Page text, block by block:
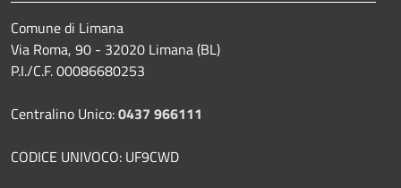
Comune di Limana
Via Roma, 90 - 32020 Limana (BL)
P.I./C.F. 00086680253
Centralino Unico:0437 966111
CODICE UNIVOCO: UF9CWD